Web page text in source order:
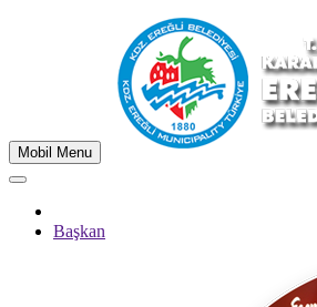
Mobil Menu
Başkan